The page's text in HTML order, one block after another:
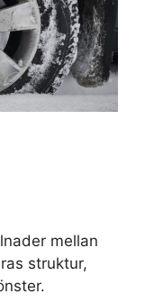
mellan
struktur,